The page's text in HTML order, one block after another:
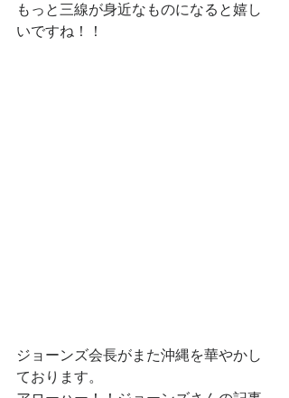
もっと三線が身近なものになると嬉し
いですね！！
ジョーンズ会長がまた沖縄を華やかし
ております。